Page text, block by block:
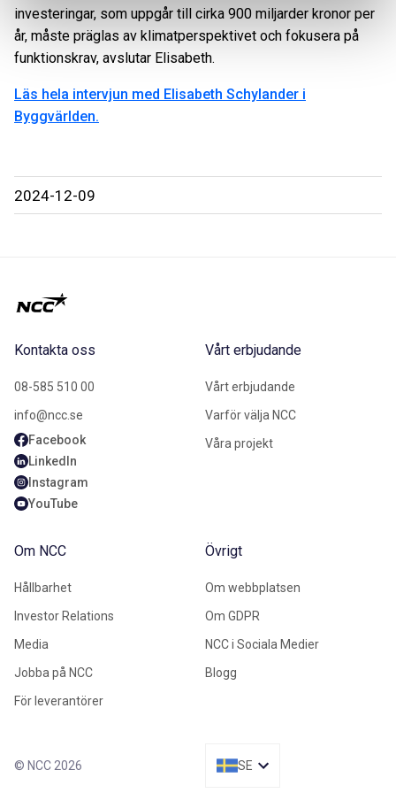
investeringar, som uppgår till cirka 900 miljarder kronor per
år, måste präglas av klimatperspektivet och fokusera på
funktionskrav, avslutar Elisabeth.
Läs hela intervjun med Elisabeth Schylander i
Byggvärlden.
2024-12-09
Kontakta oss
08-585 510 00
info@ncc.se
Facebook
LinkedIn
Instagram
YouTube
Vårt erbjudande
Vårt erbjudande
Varför välja NCC
Våra projekt
Om NCC
Hållbarhet
Investor Relations
Media
Jobba på NCC
För leverantörer
Övrigt
Om webbplatsen
Om GDPR
NCC i Sociala Medier
Blogg
© NCC 2026 SE